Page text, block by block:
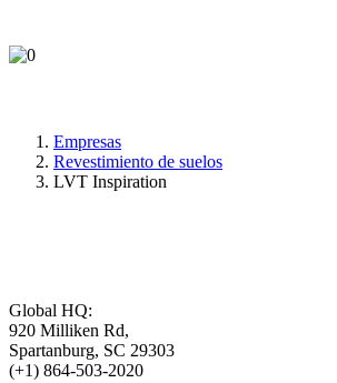
Empresas
Revestimiento de suelos
LVT Inspiration
Global HQ:
920 Milliken Rd,
Spartanburg, SC 29303
(+1) 864-503-2020